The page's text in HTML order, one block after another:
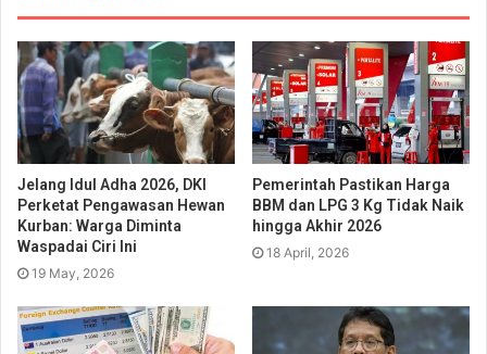
Jelang Idul Adha 2026, DKI
Perketat Pengawasan Hewan
Kurban: Warga Diminta
Waspadai Ciri Ini
19 May, 2026
Pemerintah Pastikan Harga
BBM dan LPG 3 Kg Tidak Naik
hingga Akhir 2026
18 April, 2026